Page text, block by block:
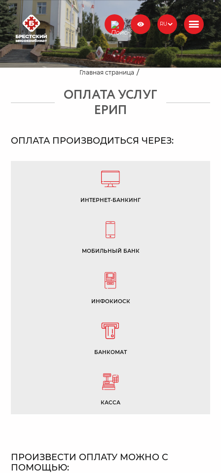
RU
Главная страница
ОПЛАТА УСЛУГ
ЕРИП
ОПЛАТА ПРОИЗВОДИТЬСЯ ЧЕРЕЗ:
ИНТЕРНЕТ-БАНКИНГ
МОБИЛЬНЫЙ БАНК
ИНФОКИОСК
БАНКОМАТ
КАССА
ПРОИЗВЕСТИ ОПЛАТУ МОЖНО С
ПОМОЩЬЮ: